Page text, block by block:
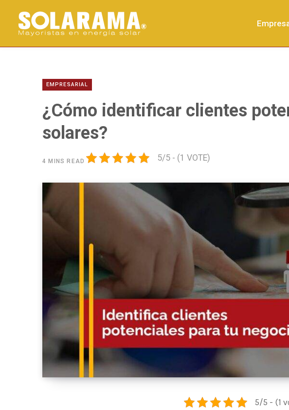
EMPRESARIAL
¿Cómo identificar clientes
solares?
4 MINS READ 5/5 - (1 VOTE)
5/5 - (1